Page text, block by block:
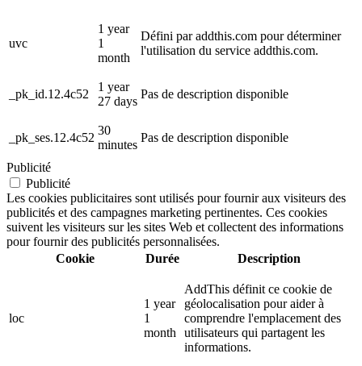
uvc
1 year
1
month
Défini par addthis.com pour déterminer
l'utilisation du service addthis.com.
_pk_id.12.4c52
1 year
27 days
Pas de description disponible
_pk_ses.12.4c52
30
minutes
Pas de description disponible
Publicité
Publicité
Les cookies publicitaires sont utilisés pour fournir aux visiteurs des
publicités et des campagnes marketing pertinentes. Ces cookies
suivent les visiteurs sur les sites Web et collectent des informations
pour fournir des publicités personnalisées.
Cookie
Durée Description
loc
1 year
1
month
AddThis définit ce cookie de
géolocalisation pour aider à
comprendre l'emplacement des
utilisateurs qui partagent les
informations.